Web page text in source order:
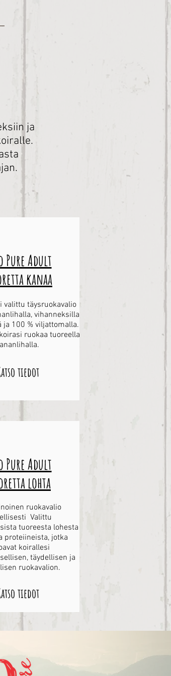
ja
Pure Adult
kanaa
valittu täysruokavalio
vihanneksilla
ja 100 % viljattomalla.
ruokaa tuoreella
tiedot
Pure Adult
lohta
ruokavalio
Valittu
tuoreesta lohesta
proteiineista, jotka
koirallesi
täydellisen ja
ruokavalion.
tiedot